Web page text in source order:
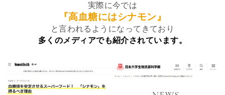
実際に今では
『高血糖にはシナモン』
と言われるようになってきており
多くのメディアでも紹介されています。